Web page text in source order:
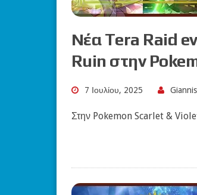
Νέα Tera Raid
Ruin στην
7 Ιουλίου, 2025
Στην Pokemon Scarlet &